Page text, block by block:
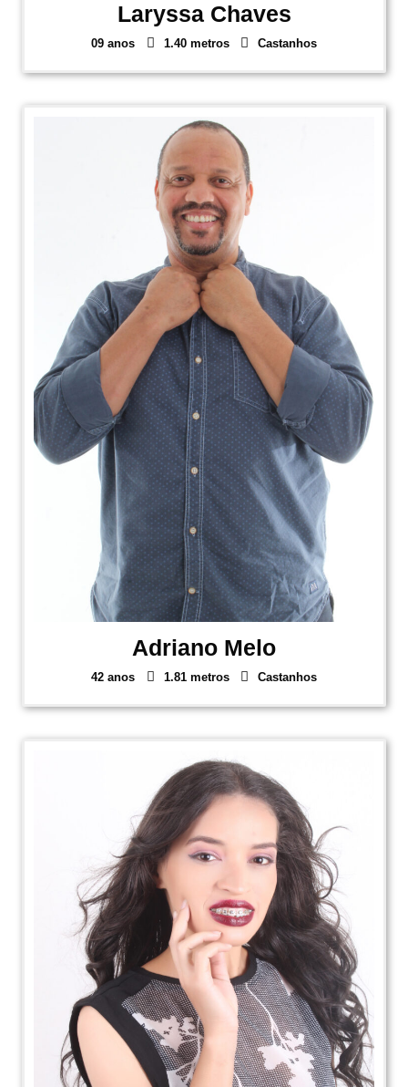
Laryssa Chaves
09 anos 1.40 metros Castanhos
Adriano Melo
42 anos 1.81 metros Castanhos